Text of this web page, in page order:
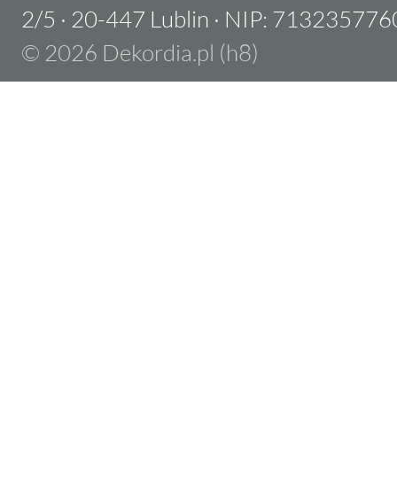
2/5 · 20-447 Lublin · NIP:
© 2026 Dekordia.pl (h8)